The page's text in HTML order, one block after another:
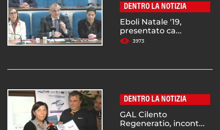
DENTRO LA NOTIZIA
Eboli Natale '19,
presentato ca...
3973
DENTRO LA NOTIZIA
GAL Cilento
Regeneratio, incont...